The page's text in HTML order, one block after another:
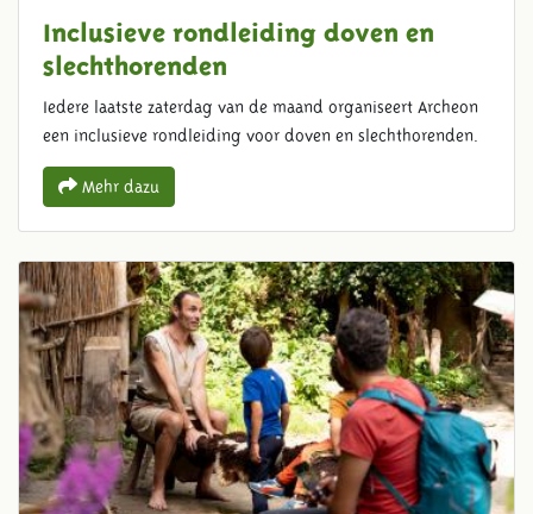
Inclusieve rondleiding doven en
slechthorenden
Iedere laatste zaterdag van de maand organiseert Archeon
een inclusieve rondleiding voor doven en slechthorenden.
Mehr dazu